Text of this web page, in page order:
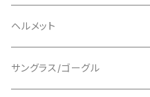
ALL MOUNTAIN STYLE
AVID/アヴィド
ロングスリーブ
ショートスリーブ
ジャケット
ショーツ
エルボー/肘
ニー/膝
ヘルメット
ロード
サングラス/ゴーグル